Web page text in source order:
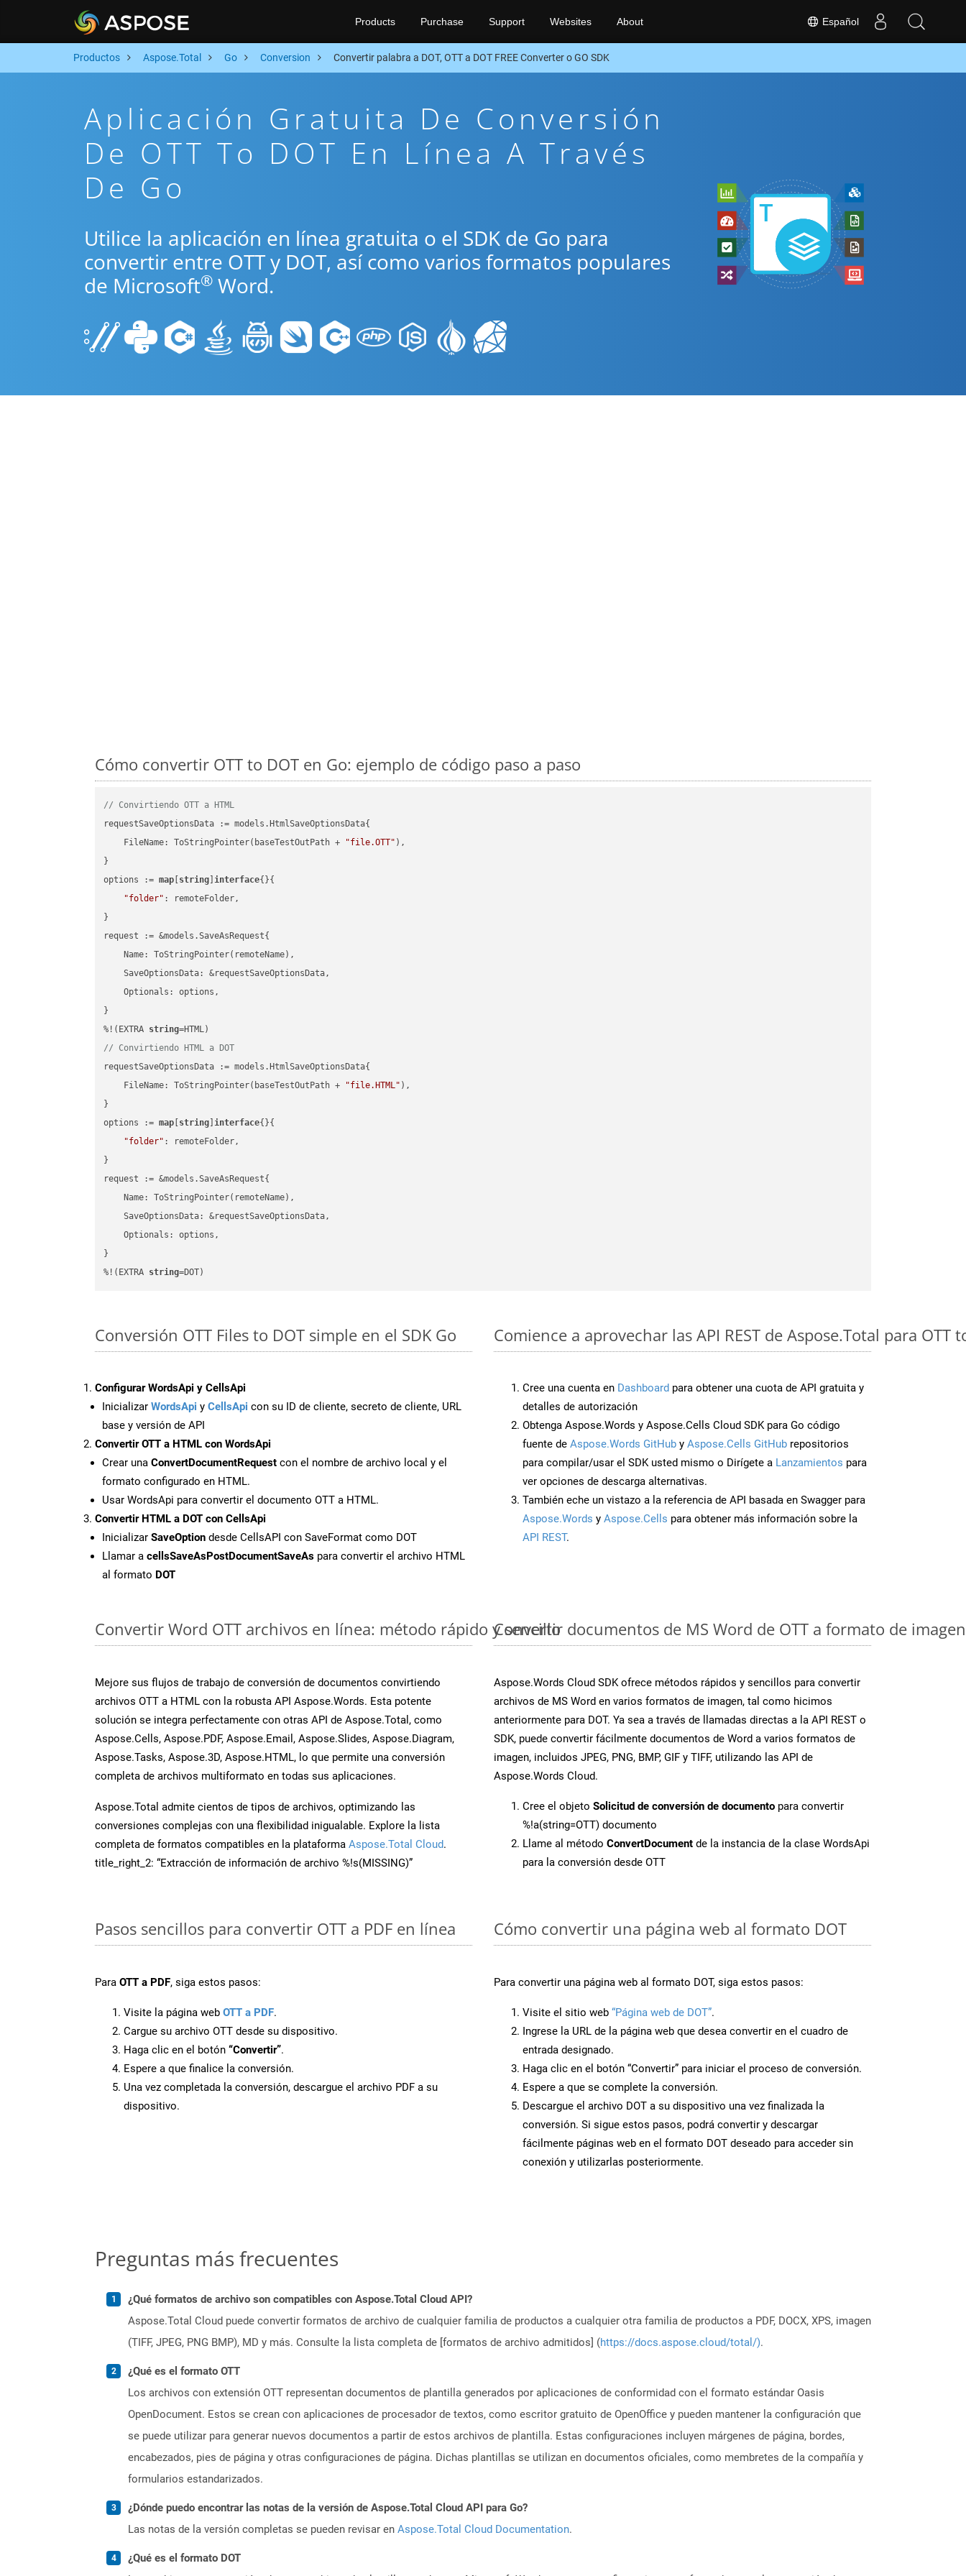
Español
Products Purchase Support Websites About
Productos Aspose.Total Go Conversion Convertir palabra a DOT, OTT a DOT FREE Converter o GO SDK
Aplicación Gratuita De Conversión
De OTT To DOT En Línea A Través
De Go
Utilice la aplicación en línea gratuita o el SDK de Go para
convertir entre OTT y DOT, así como varios formatos populares
de Microsoft® Word.
Cómo convertir OTT to DOT en Go: ejemplo de código paso a paso
// Convirtiendo OTT a HTML
requestSaveOptionsData := models.HtmlSaveOptionsData{
    FileName: ToStringPointer(baseTestOutPath +
"file.OTT" ),
}
options := map string ]interface{}{
"folder" : remoteFolder,
}
request := &models.SaveAsRequest{
    Name: ToStringPointer(remoteName),
    SaveOptionsData: &requestSaveOptionsData,
    Optionals: options,
}
%!(EXTRA string
// Convirtiendo HTML a DOT
requestSaveOptionsData := models.HtmlSaveOptionsData{
    FileName: ToStringPointer(baseTestOutPath +
"file.HTML" ),
}
options := map string ]interface{}{
"folder" : remoteFolder,
}
request := &models.SaveAsRequest{
    Name: ToStringPointer(remoteName),
    SaveOptionsData: &requestSaveOptionsData,
    Optionals: options,
}
%!(EXTRA string=DOT)
Conversión OTT Files to DOT simple en el SDK Go
Configurar WordsApi y CellsApi
Inicializar WordsApi y CellsApi con su ID de cliente, secreto de cliente, URL
base y versión de API
Convertir OTT a HTML con WordsApi
Crear una ConvertDocumentRequest con el nombre de archivo local y el
formato configurado en HTML.
Usar WordsApi para convertir el documento OTT a HTML.
Convertir HTML a DOT con CellsApi
Inicializar SaveOption desde CellsAPI con SaveFormat como DOT
Llamar a cellsSaveAsPostDocumentSaveAs para convertir el archivo HTML
al formato DOT
Comience a aprovechar las API REST de Aspose.Total para OTT
Cree una cuenta en Dashboard para obtener una cuota de API gratuita y
detalles de autorización
Obtenga Aspose.Words y Aspose.Cells Cloud SDK para Go código
fuente de Aspose.Words GitHub y Aspose.Cells GitHub repositorios
para compilar/usar el SDK usted mismo o Dirígete a Lanzamientos para
ver opciones de descarga alternativas.
También eche un vistazo a la referencia de API basada en Swagger para
Aspose.Words y Aspose.Cells para obtener más información sobre la
API REST.
Convertir Word OTT archivos en línea: método rápido y sencillo
Mejore sus flujos de trabajo de conversión de documentos convirtiendo
archivos OTT a HTML con la robusta API Aspose.Words. Esta potente
solución se integra perfectamente con otras API de Aspose.Total, como
Aspose.Cells, Aspose.PDF, Aspose.Email, Aspose.Slides, Aspose.Diagram,
Aspose.Tasks, Aspose.3D, Aspose.HTML, lo que permite una conversión
completa de archivos multiformato en todas sus aplicaciones.
Aspose.Total admite cientos de tipos de archivos, optimizando las
conversiones complejas con una flexibilidad inigualable. Explore la lista
completa de formatos compatibles en la plataforma Aspose.Total Cloud.
title_right_2: “Extracción de información de archivo %!s(MISSING)”
Convertir documentos de MS Word de OTT a formato de
Aspose.Words Cloud SDK ofrece métodos rápidos y sencillos para convertir
archivos de MS Word en varios formatos de imagen, tal como hicimos
anteriormente para DOT. Ya sea a través de llamadas directas a la API REST o
SDK, puede convertir fácilmente documentos de Word a varios formatos de
imagen, incluidos JPEG, PNG, BMP, GIF y TIFF, utilizando las API de
Aspose.Words Cloud.
Cree el objeto Solicitud de conversión de documento para convertir
%!a(string=OTT) documento
Llame al método ConvertDocument de la instancia de la clase WordsApi
para la conversión desde OTT
Pasos sencillos para convertir OTT a PDF en línea
Para OTT a PDF, siga estos pasos:
Visite la página web OTT a PDF.
Cargue su archivo OTT desde su dispositivo.
Haga clic en el botón “Convertir”.
Espere a que finalice la conversión.
Una vez completada la conversión, descargue el archivo PDF a su
dispositivo.
Cómo convertir una página web al formato DOT
Para convertir una página web al formato DOT, siga estos pasos:
Visite el sitio web “Página web de DOT”.
Ingrese la URL de la página web que desea convertir en el cuadro de
entrada designado.
Haga clic en el botón “Convertir” para iniciar el proceso de conversión.
Espere a que se complete la conversión.
Descargue el archivo DOT a su dispositivo una vez finalizada la
conversión. Si sigue estos pasos, podrá convertir y descargar
fácilmente páginas web en el formato DOT deseado para acceder sin
conexión y utilizarlas posteriormente.
Preguntas más frecuentes
¿Qué formatos de archivo son compatibles con Aspose.Total Cloud API?
Aspose.Total Cloud puede convertir formatos de archivo de cualquier familia de productos a cualquier otra familia de productos a PDF, DOCX, XPS, imagen
(TIFF, JPEG, PNG BMP), MD y más. Consulte la lista completa de [formatos de archivo admitidos] (https://docs.aspose.cloud/total/).
¿Qué es el formato OTT
Los archivos con extensión OTT representan documentos de plantilla generados por aplicaciones de conformidad con el formato estándar Oasis
OpenDocument. Estos se crean con aplicaciones de procesador de textos, como escritor gratuito de OpenOffice y pueden mantener la configuración que
se puede utilizar para generar nuevos documentos a partir de estos archivos de plantilla. Estas configuraciones incluyen márgenes de página, bordes,
encabezados, pies de página y otras configuraciones de página. Dichas plantillas se utilizan en documentos oficiales, como membretes de la compañía y
formularios estandarizados.
¿Dónde puedo encontrar las notas de la versión de Aspose.Total Cloud API para Go?
Las notas de la versión completas se pueden revisar en Aspose.Total Cloud Documentation.
¿Qué es el formato DOT